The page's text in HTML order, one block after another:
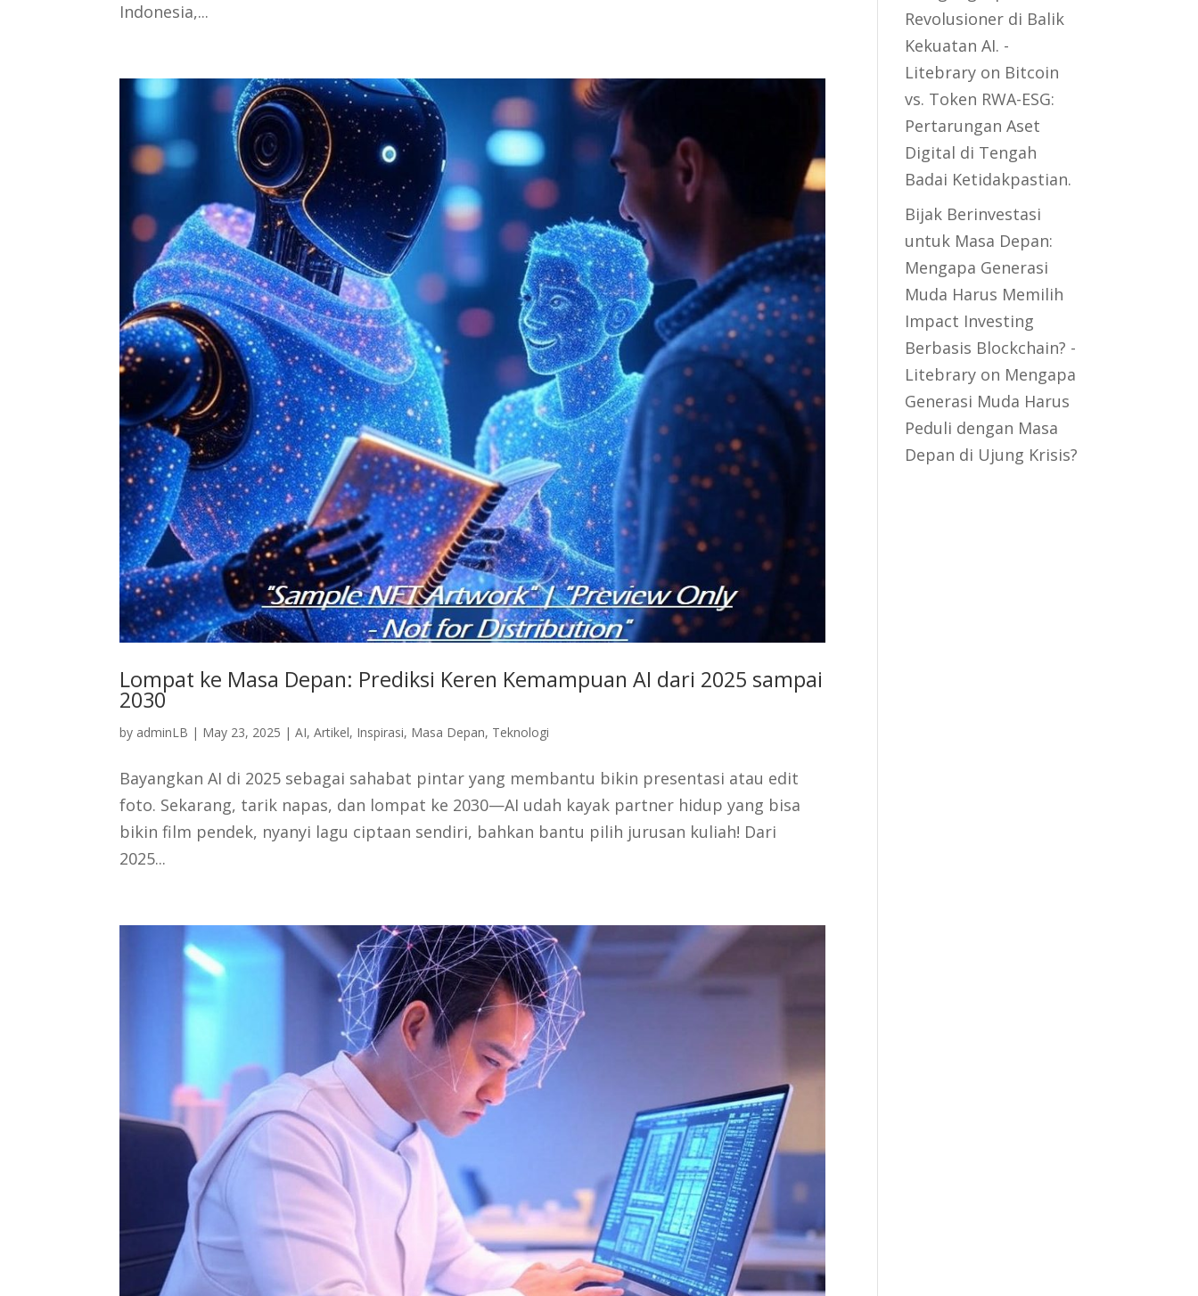
Indonesia,...
Lompat ke Masa Depan: Prediksi Keren Kemampuan AI dari 2025 sampai
2030
by adminLB | May 23, 2025 |AI,Artikel, Inspirasi, Masa Depan, Teknologi
Bayangkan AI di 2025 sebagai sahabat pintar yang membantu bikin presentasi atau edit
foto. Sekarang, tarik napas, dan lompat ke 2030—AI udah kayak partner hidup yang bisa
bikin film pendek, nyanyi lagu ciptaan sendiri, bahkan bantu pilih jurusan kuliah! Dari
2025...
Revolusioner di Balik
Kekuatan AI. -
Litebrary on Bitcoin
vs. Token RWA-ESG:
Pertarungan Aset
Digital di Tengah
Badai Ketidakpastian.
Bijak Berinvestasi
untuk Masa Depan:
Mengapa Generasi
Muda Harus Memilih
Impact Investing
Berbasis Blockchain? -
Litebrary on Mengapa
Generasi Muda Harus
Peduli dengan Masa
Depan di Ujung Krisis?